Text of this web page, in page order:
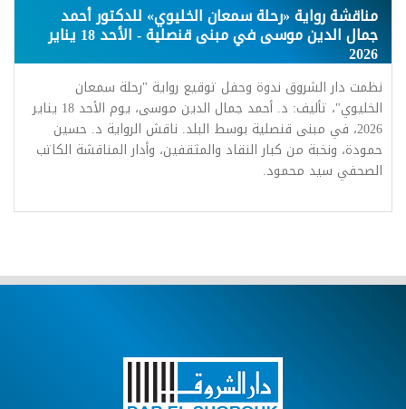
مناقشة رواية «رحلة سمعان الخليوي» للدكتور أحمد
جمال الدين موسى في مبنى قنصلية - الأحد 18 يناير
2026
نظمت دار الشروق ندوة وحفل توقيع رواية "رحلة سمعان
الخليوي"، تأليف: د. أحمد جمال الدين موسى، يوم الأحد 18 يناير
2026، في مبنى قنصلية بوسط البلد. ناقش الرواية د. حسين
حمودة، ونخبة من كبار النقاد والمثقفين، وأدار المناقشة الكاتب
الصحفي سيد محمود.